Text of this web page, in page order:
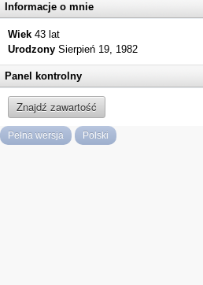
Informacje o mnie
Wiek 43 lat
Urodzony Sierpień 19, 1982
Panel kontrolny
Znajdź zawartość
Pełna wersja Polski